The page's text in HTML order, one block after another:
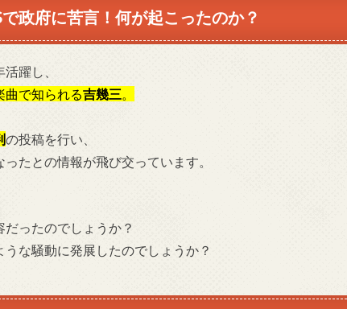
政府に苦言！何が起こったのか？
躍し、
曲で知られる吉幾三。
の投稿を行い、
ったとの情報が飛び交っています。
ったのでしょうか？
な騒動に発展したのでしょうか？